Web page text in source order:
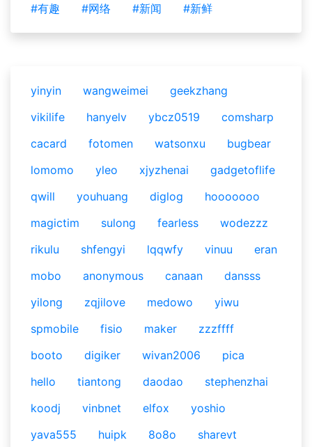
#有趣
#网络 #新闻 #新鲜
yinyin wangweimei
geekzhang
vikilife
hanyelv ybcz0519
comsharp
cacard
fotomen watsonxu
bugbear
lomomo
yleo xjyzhenai
gadgetoflife
qwill
youhuang diglog
hooooooo
magictim
sulong fearless
wodezzz
rikulu
shfengyi lqqwfy vinuu
eran
mobo
anonymous canaan
dansss
yilong
zqjilove medowo
yiwu
spmobile
fisio maker
zzzffff
booto
digiker wivan2006
pica
hello
tiantong daodao
stephenzhai
koodj
vinbnet elfox
yoshio
yava555
huipk 8o8o
sharevt